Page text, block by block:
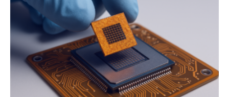
könnte Fortschritte in der Terahertz-Optik und bei
optoelektronischen Geräten ermöglichen, geleitet von
Vanderbilt und dem Fritz-Haber-Institut Josh Caldwell,
Professor für Maschinenbau und Direktor des
interdisziplinären Graduiertenprogramms für
Materialwissenschaften an der Vanderbilt University,
und Alexander Paarmann vom Fritz-Haber-Institut
leiteten ein internationales Forschungsprojekt, das…